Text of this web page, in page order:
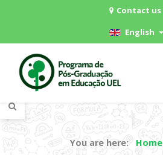
Contact us
English
You are here: Home